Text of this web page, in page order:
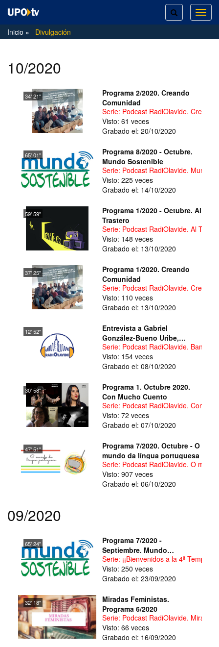
TOGGLE
SEARCH
Inicio
Divulgación
10/2020
34' 21''
Programa 2/2020. Creando
Comunidad
Serie: Podcast RadiOlavide.
Visto: 61 veces
Grabado el: 20/10/2020
65' 01''
Programa 8/2020 - Octubre.
Mundo Sostenible
Serie: Podcast RadiOlavide. Mundo
Visto: 225 veces
Grabado el: 14/10/2020
59' 59''
Programa 1/2020 - Octubre. Al
Trastero
Serie: Podcast RadiOlavide. Al
Visto: 148 veces
Grabado el: 13/10/2020
37' 25''
Programa 1/2020. Creando
Comunidad
Serie: Podcast RadiOlavide.
Visto: 110 veces
Grabado el: 13/10/2020
12' 52''
Entrevista a Gabriel
González-Bueno Uribe,
Director General de Infancia y
Adolescencia de la Secretaría
de Estado de Derechos
Serie: Podcast RadiOlavide. Banco
Visto: 154 veces
Grabado el: 08/10/2020
30' 58''
Programa 1. Octubre 2020.
Con Mucho Cuento
Serie: Podcast RadiOlavide. Con
Visto: 72 veces
Grabado el: 07/10/2020
47' 51''
Programa 7/2020. Octubre - O
mundo da língua portuguesa
Serie: Podcast RadiOlavide. O
Visto: 907 veces
Grabado el: 06/10/2020
09/2020
65' 24''
Programa 7/2020 -
Septiembre. Mundo
Sostenible
Serie: ¡¡Bienvenidos a la 4ª
Visto: 250 veces
Grabado el: 23/09/2020
32' 18''
Miradas Feministas.
Programa 6/2020
Serie: Podcast RadiOlavide. Miradas
Visto: 66 veces
Grabado el: 16/09/2020